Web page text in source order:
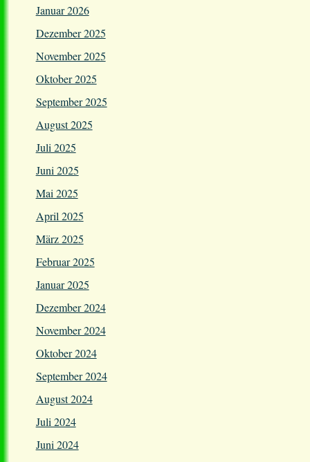
Januar 2026
Dezember 2025
November 2025
Oktober 2025
September 2025
August 2025
Juli 2025
Juni 2025
Mai 2025
April 2025
März 2025
Februar 2025
Januar 2025
Dezember 2024
November 2024
Oktober 2024
September 2024
August 2024
Juli 2024
Juni 2024